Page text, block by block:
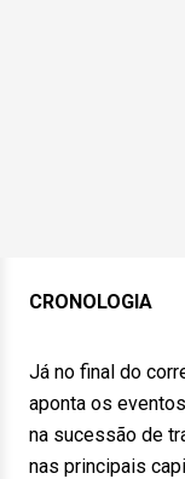
CRONOLOGIA
Já no final do
aponta os
na sucessão de
nas principais